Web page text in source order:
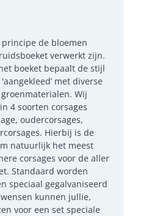
de bloemen
verwerkt zijn.
boeket bepaalt de stijl
met diverse
Wij
4 soorten corsages
oudercorsages,
Hierbij is de
natuurlijk het meest
corsages voor de aller
Standaard worden
speciaal gegalvaniseerd
kunnen jullie,
voor een set speciale